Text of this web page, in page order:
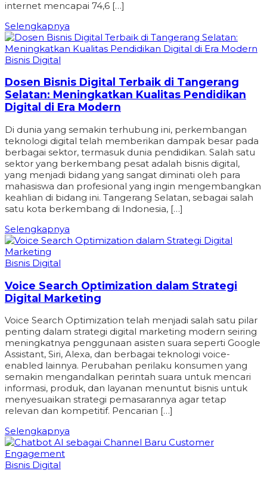
internet mencapai 74,6 […]
Selengkapnya
Bisnis Digital
Dosen Bisnis Digital Terbaik di Tangerang
Selatan: Meningkatkan Kualitas Pendidikan
Digital di Era Modern
Di dunia yang semakin terhubung ini, perkembangan
teknologi digital telah memberikan dampak besar pada
berbagai sektor, termasuk dunia pendidikan. Salah satu
sektor yang berkembang pesat adalah bisnis digital,
yang menjadi bidang yang sangat diminati oleh para
mahasiswa dan profesional yang ingin mengembangkan
keahlian di bidang ini. Tangerang Selatan, sebagai salah
satu kota berkembang di Indonesia, […]
Selengkapnya
Bisnis Digital
Voice Search Optimization dalam Strategi
Digital Marketing
Voice Search Optimization telah menjadi salah satu pilar
penting dalam strategi digital marketing modern seiring
meningkatnya penggunaan asisten suara seperti Google
Assistant, Siri, Alexa, dan berbagai teknologi voice-
enabled lainnya. Perubahan perilaku konsumen yang
semakin mengandalkan perintah suara untuk mencari
informasi, produk, dan layanan menuntut bisnis untuk
menyesuaikan strategi pemasarannya agar tetap
relevan dan kompetitif. Pencarian […]
Selengkapnya
Bisnis Digital